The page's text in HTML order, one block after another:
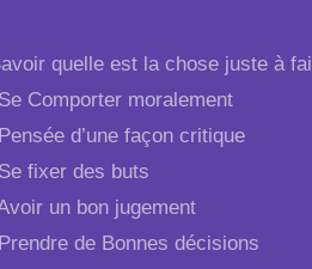
quelle est la chose juste à
Se Comporter moralement
Pensée d’une façon critique
Se fixer des buts
un bon jugement
Prendre de Bonnes décisions